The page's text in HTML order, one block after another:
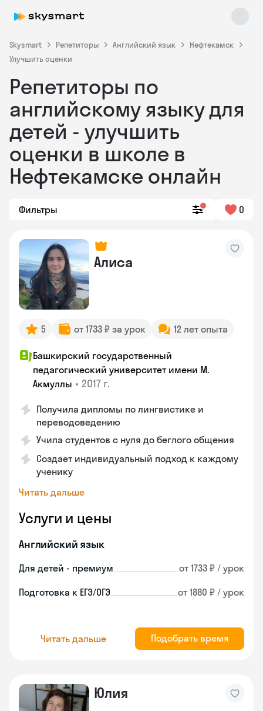
Skysmart Репетиторы Английский язык
Нефтекамск
Улучшить оценки
Репетиторы по
английскому языку для
детей - улучшить
оценки в школе в
Нефтекамске онлайн
Фильтры 0
Алиса
5 от 1733 ₽ за урок 12 лет опыта
Башкирский государственный
педагогический университет имени М.
Акмуллы • 2017 г.
Получила дипломы по лингвистике и
переводоведению
Учила студентов с нуля до беглого общения
Создает индивидуальный подход к каждому
ученику
Читать дальше
Услуги и цены
Английский язык
Для детей - премиум от 1733 ₽ / урок
Подготовка к ЕГЭ/ОГЭ от 1880 ₽ / урок
Читать дальше Подобрать время
Юлия
Skysmart Chat